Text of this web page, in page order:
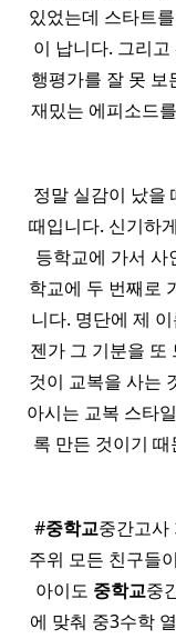
있었는데 스타트
이 납니다. 그리
행평가를 잘 못 보
재밌는 에피소드
정말 실감이 났을
때입니다. 신기하
등학교에 가서 사
학교에 두 번째로
니다. 명단에 제
젠가 그 기분을 또
것이 교복을 사는
아시는 교복 스타
록 만든 것이기
​ #중학교중간고사
주위 모든 친구들
아이도 중학교중
에 맞춰 중3수학